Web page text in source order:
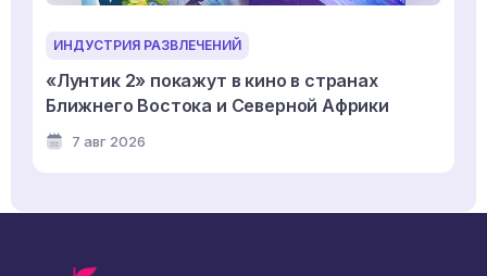
ИНДУСТРИЯ РАЗВЛЕЧЕНИЙ
«Лунтик 2» покажут в кино в странах
Ближнего Востока и Северной Африки
7 авг 2026